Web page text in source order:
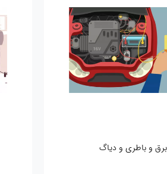
برق و باطری و دیاگ